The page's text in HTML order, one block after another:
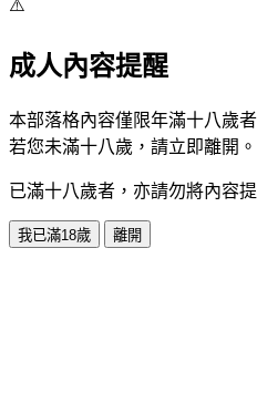
⚠️
成人內容提醒
本部落格內容僅限年滿十八歲者
若您未滿十八歲，請立即離開。
已滿十八歲者，亦請勿將內容
我已滿18歲 離開